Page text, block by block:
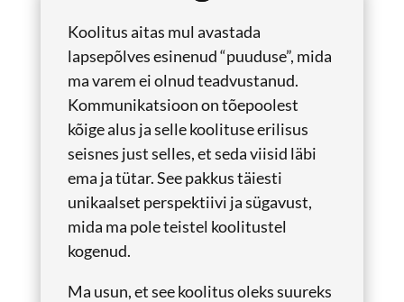
Koolitus aitas mul avastada
lapsepõlves esinenud “puuduse”, mida
ma varem ei olnud teadvustanud.
Kommunikatsioon on tõepoolest
kõige alus ja selle koolituse erilisus
seisnes just selles, et seda viisid läbi
ema ja tütar. See pakkus täiesti
unikaalset perspektiivi ja sügavust,
mida ma pole teistel koolitustel
kogenud.
Ma usun, et see koolitus oleks suureks